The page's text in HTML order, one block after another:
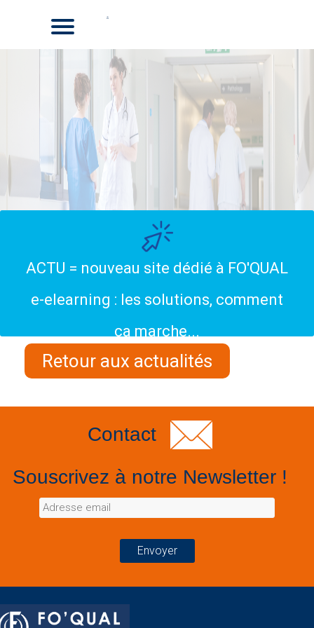
ACTU = nouveau site dédié à FO'QUAL
e-elearning : les solutions, comment
ça marche...
Retour aux actualités
Contact
Souscrivez à notre Newsletter !